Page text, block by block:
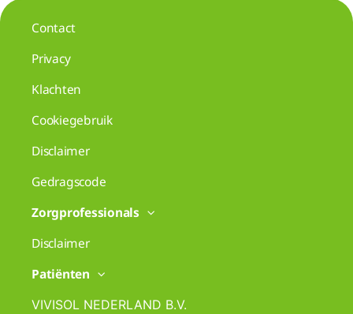
Contact
Privacy
Klachten
Cookiegebruik
Disclaimer
Gedragscode
Zorgprofessionals
Disclaimer
Patiënten
VIVISOL NEDERLAND B.V.